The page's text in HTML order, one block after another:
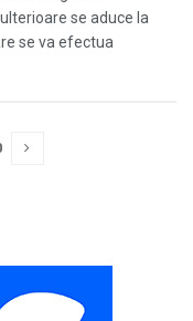
se aduce la
se va efectua